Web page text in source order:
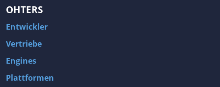
OHTERS
Entwickler
Vertriebe
Engines
Plattformen